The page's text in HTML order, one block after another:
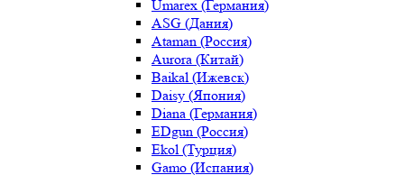
Umarex (Германия)
ASG (Дания)
Ataman (Россия)
Aurora (Китай)
Baikal (Ижевск)
Daisy (Япония)
Diana (Германия)
EDgun (Россия)
Ekol (Турция)
Gamo (Испания)